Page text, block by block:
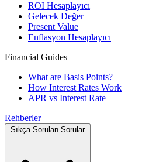
ROI Hesaplayıcı
Gelecek Değer
Present Value
Enflasyon Hesaplayıcı
Financial Guides
What are Basis Points?
How Interest Rates Work
APR vs Interest Rate
Rehberler
Sıkça Sorulan Sorular